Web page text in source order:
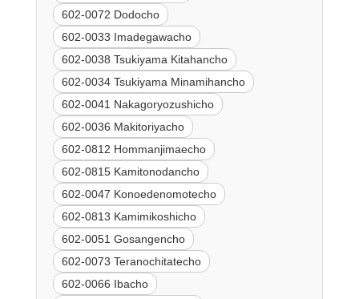
602-0072 Dodocho
602-0033 Imadegawacho
602-0038 Tsukiyama Kitahancho
602-0034 Tsukiyama Minamihancho
602-0041 Nakagoryozushicho
602-0036 Makitoriyacho
602-0812 Hommanjimaecho
602-0815 Kamitonodancho
602-0047 Konoedenomotecho
602-0813 Kamimikoshicho
602-0051 Gosangencho
602-0073 Teranochitatecho
602-0066 Ibacho